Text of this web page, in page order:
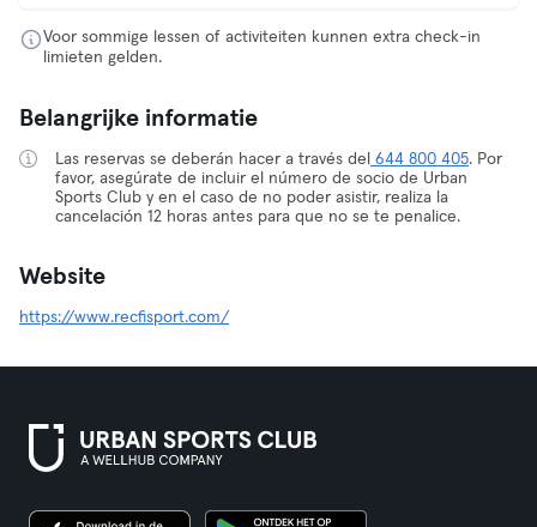
Voor sommige lessen of activiteiten kunnen extra check-in
limieten gelden.
Belangrijke informatie
Las reservas se deberán hacer a través del 644 800 405. Por
favor, asegúrate de incluir el número de socio de Urban
Sports Club y en el caso de no poder asistir, realiza la
cancelación 12 horas antes para que no se te penalice.
Website
https://www.recfisport.com/